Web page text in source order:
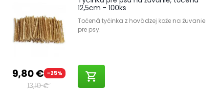
9,80 € -25%
13,10 €
12,5cm - 100ks
Točená tyčinka z hovädzej kože na žuvanie
pre psy.
shopping_cart